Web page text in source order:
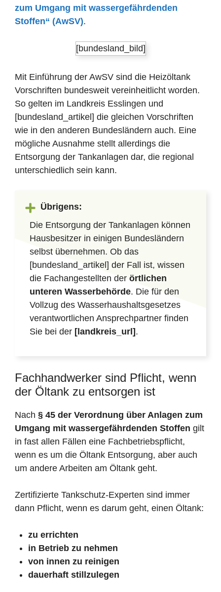
zum Umgang mit wassergefährdenden
Stoffen“ (AwSV).
[bundesland_bild]
Mit Einführung der AwSV sind die Heizöltank
Vorschriften bundesweit vereinheitlicht worden.
So gelten im Landkreis Esslingen und
[bundesland_artikel] die gleichen Vorschriften
wie in den anderen Bundesländern auch. Eine
mögliche Ausnahme stellt allerdings die
Entsorgung der Tankanlagen dar, die regional
unterschiedlich sein kann.
Übrigens:
Die Entsorgung der Tankanlagen können
Hausbesitzer in einigen Bundesländern
selbst übernehmen. Ob das
[bundesland_artikel] der Fall ist, wissen
die Fachangestellten der örtlichen
unteren Wasserbehörde. Die für den
Vollzug des Wasserhaushaltsgesetzes
verantwortlichen Ansprechpartner finden
Sie bei der [landkreis_url] .
Fachhandwerker sind Pflicht, wenn
der Öltank zu entsorgen ist
Nach § 45 der Verordnung über Anlagen zum
Umgang mit wassergefährdenden Stoffen gilt
in fast allen Fällen eine Fachbetriebspflicht,
wenn es um die Öltank Entsorgung, aber auch
um andere Arbeiten am Öltank geht.
Zertifizierte Tankschutz-Experten sind immer
dann Pflicht, wenn es darum geht, einen Öltank:
zu errichten
in Betrieb zu nehmen
von innen zu reinigen
dauerhaft stillzulegen